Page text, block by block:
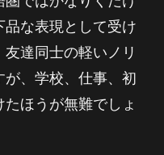
な表現として受け
達同士の軽いノリ
、学校、仕事、初
ほうが無難でしょ